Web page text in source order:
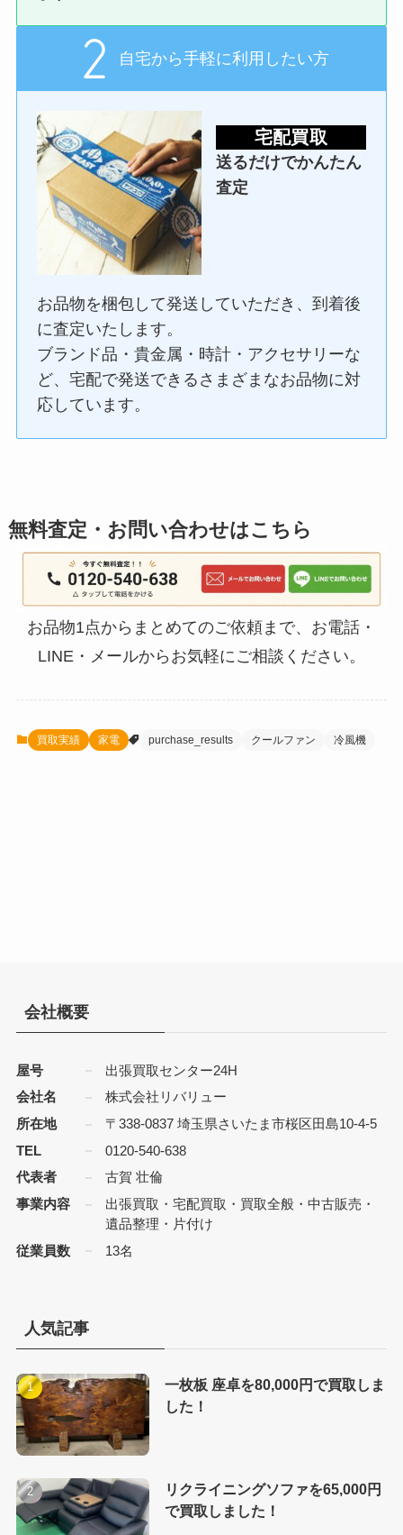
自宅から手軽に利用したい方
宅配買取
送るだけでかんたん
査定
お品物を梱包して発送していただき、到着後
に査定いたします。
ブランド品・貴金属・時計・アクセサリーな
ど、宅配で発送できるさまざまなお品物に対
応しています。
無料査定・お問い合わせはこちら
お品物1点からまとめてのご依頼まで、お電話・
LINE・メールからお気軽にご相談ください。
買取実績 家電 purchase_results クールファン 冷風機
会社概要
屋号
出張買取センター24H
会社名
株式会社リバリュー
所在地
〒338-0837 埼玉県さいたま市桜区田島10-4-5
TEL
0120-540-638
代表者
古賀 壮倫
事業内容
出張買取・宅配買取・買取全般・中古販売・
遺品整理・片付け
従業員数
13名
人気記事
一枚板 座卓を80,000円で買取しま
した！
リクライニングソファを65,000円
で買取しました！